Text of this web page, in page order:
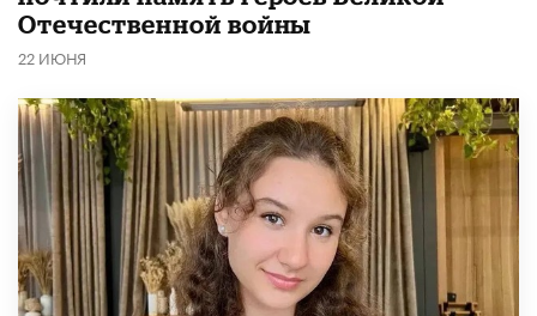
Отечественной войны
22 ИЮНЯ